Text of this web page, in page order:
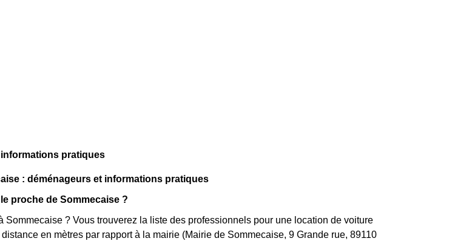
informations pratiques
: déménageurs et informations pratiques
proche de Sommecaise ?
Sommecaise ? Vous trouverez la liste des professionnels pour une location de voiture
en mètres par rapport à la mairie (Mairie de Sommecaise, 9 Grande rue, 89110